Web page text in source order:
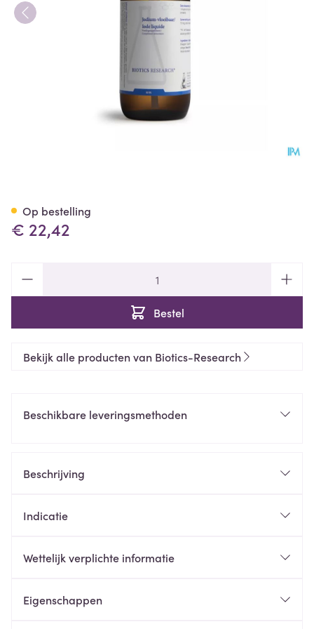
€ 22,42
Bestel
Op bestelling
Bekijk alle producten van Biotics-Research
Beschikbare leveringsmethoden
Beschrijving
Indicatie
Wettelijk verplichte informatie
Eigenschappen